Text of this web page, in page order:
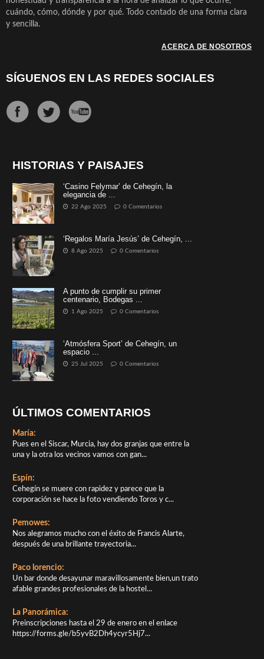
cuándo, cómo, dónde y por qué. Todo contado de una forma clara
y sencilla.
ACERCA DE NOSOTROS
SÍGUENOS EN LAS REDES SOCIALES
HISTORIAS Y PAISAJES
‘Casino Felymar’ de Cehegín, la
elegancia de ...
22 Ago 2025 0 Comentarios
‘Regalos María Jesús’ de Cehegín, ...
8 Ago 2025 0 Comentarios
A punto de cumplir su primer
centenario, Bodegas ...
1 Ago 2025 0 Comentarios
‘Atmósfera Sport’ de Cehegín, un
espacio ...
25 Jul 2025 0 Comentarios
ÚLTIMOS COMENTARIOS
María:
Pues en el Siscar, Murcia, hay dos granjas que entre la
una y la otra los vecinos vamos con gan...
Espín:
Cehegín se muere con rapidez y parece que la
corporación se hace la foto vendiendo Toros y c...
Pemowes:
Nos alegramos mucho con el éxito de Francis Alarte,
después de una brillante trayectoria...
Paco lorencio:
Un bar donde desayunar maravillosamente bien,un trato
afable grandes profesionales de la hostel...
La Panorámica:
Preinscripciones hasta el 29 de enero en el enlace
https://forms.gle/b5yvB2Dh4ycyr5Hj7...